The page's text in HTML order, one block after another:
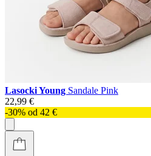
Lasocki Young Sandale Pink
22,99 €
-30% od 42 €